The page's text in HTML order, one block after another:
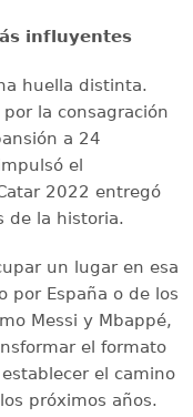
influyentes
huella distinta.
la consagración
a 24
el
2022 entregó
de la historia.
un lugar en esa
por España o de los
Messi y Mbappé,
el formato
el camino
próximos años.